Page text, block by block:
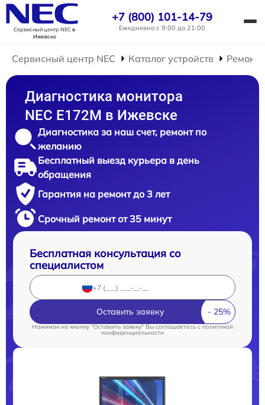
Сервисный центр NECв
Ижевске
+7 (800) 101-14-79
Ежедневно с 9:00 до 21:00
Сервисный центр NEC Каталог устройств Ремонт
Диагностика монитора
NEC E172M в Ижевске
Диагностика за наш счет, ремонт по
желанию
Бесплатный выезд курьера в день
обращения
Гарантия на ремонт до 3 лет
Срочный ремонт от 35 минут
Бесплатная консультация со
специалистом
Оставить заявку
Нажимая на кнопку "Оставить заявку" Вы соглашаетесь cполитикой
конфиденциальности